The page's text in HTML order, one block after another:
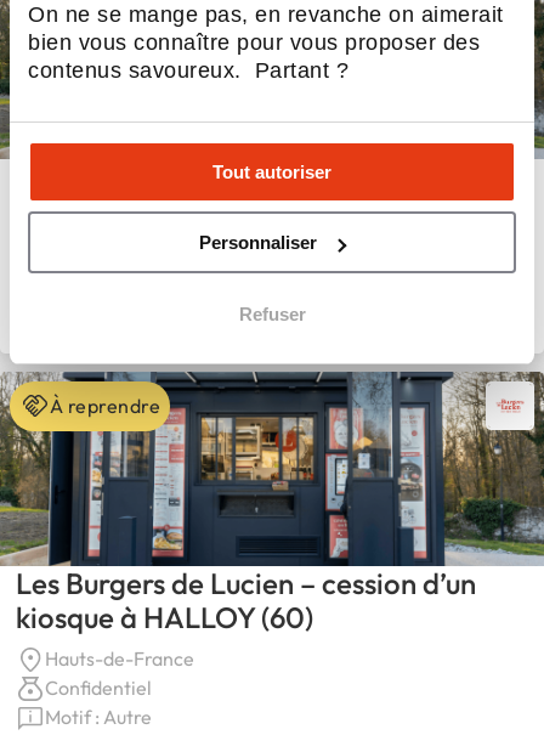
On ne se mange pas, en revanche on aimerait
bien vous connaître pour vous proposer des
contenus savoureux. Partant ?
Tout autoriser
Personnaliser
Refuser
Les Burgers de Lucien – cession d’un
kiosque à Saint-Quentin !
Confidentiel
Les Burgers de Lucien – cession d’un
kiosque à HALLOY (60)
Hauts-de-France
Confidentiel
Motif : Autre
À reprendre